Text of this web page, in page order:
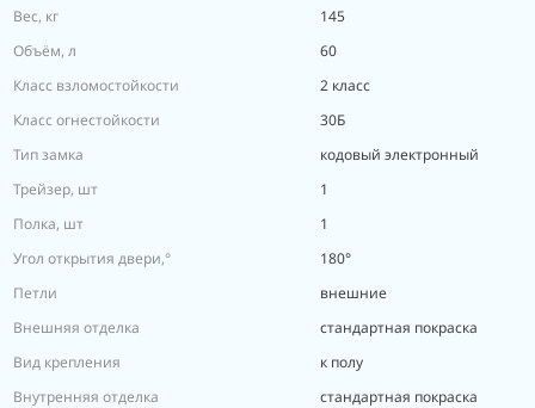
Вес, кг
145
Объём, л
60
Класс взломостойкости
2 класс
Класс огнестойкости
30Б
Тип замка
кодовый электронный
Трейзер, шт
1
Полка, шт
1
Угол открытия двери,°
180°
Петли
внешние
Внешняя отделка
стандартная покраска
Вид крепления
к полу
Внутренняя отделка
стандартная покраска